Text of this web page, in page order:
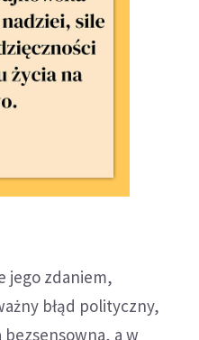
jego zdaniem,
błąd polityczny,
bezsensowna, a w